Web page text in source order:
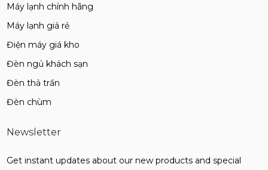
Máy lạnh chính hãng
Máy lạnh giá rẻ
Điện máy giá kho
Đèn ngủ khách sạn
Đèn thả trần
Đèn chùm
Newsletter
Get instant updates about our new products and special